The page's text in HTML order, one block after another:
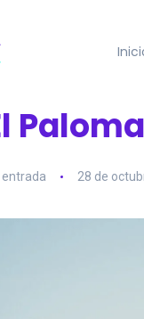
entrada 28 de